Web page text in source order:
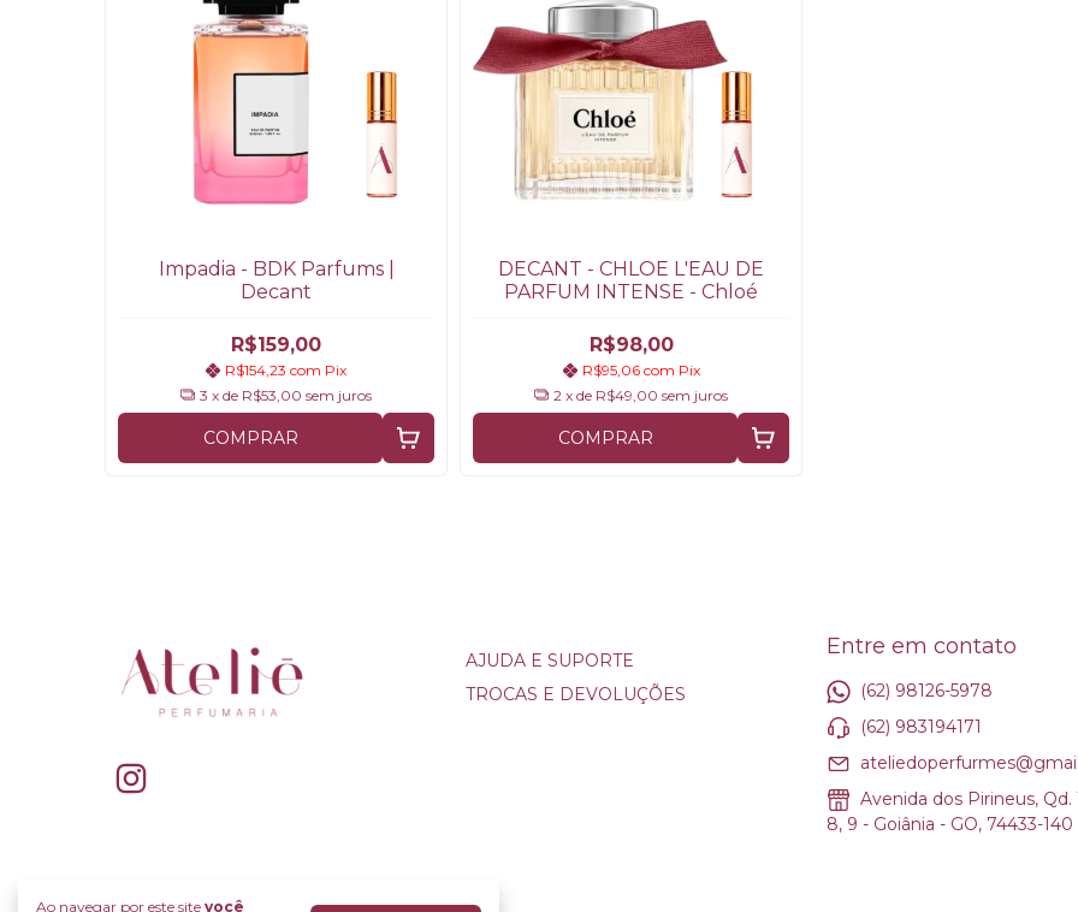
Ao navegar por este site você
Impadia - BDK Parfums |
Decant
R$159,00
R$154,23 com Pix
3 x de R$53,00 sem juros
COMPRAR
DECANT - CHLOE L'EAU DE
PARFUM INTENSE - Chloé
R$98,00
R$95,06 com Pix
2 x de R$49,00 sem juros
COMPRAR
AJUDA E SUPORTE
TROCAS E DEVOLUÇÕES
Entre em contato
(62) 98126-5978
(62) 983194171
Avenida dos Pirineus, Qd.
8, 9 - Goiânia - GO, 74433-140